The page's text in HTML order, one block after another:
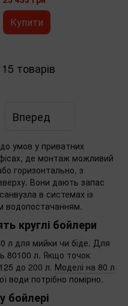
Купити
товарів
Вперед
умов у приватних
де монтаж можливий
горизонтально, з
Вони дають запас
в системах із
водопостачанням.
круглі бойлери
л для мийки чи біде. Для
80100 л. Якщо точок
до 200 л. Моделі на 80 л
води потрібно помірно.
бойлері